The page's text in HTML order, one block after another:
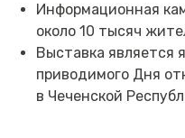
Информационная
около 10 тысяч
Выставка является
приводимого Дня
в Чеченской